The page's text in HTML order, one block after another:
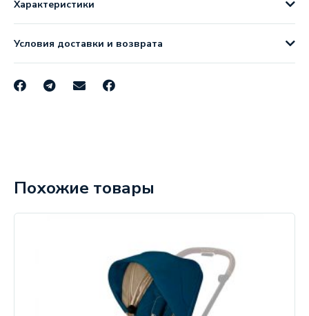
Характеристики
Условия доставки и возврата
Похожие товары